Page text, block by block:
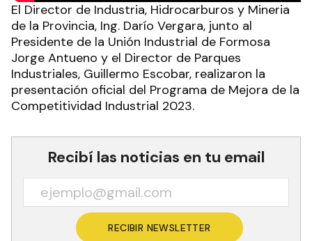
El Director de Industria, Hidrocarburos y Mineria
de la Provincia, Ing. Darío Vergara, junto al
Presidente de la Unión Industrial de Formosa
Jorge Antueno y el Director de Parques
Industriales, Guillermo Escobar, realizaron la
presentación oficial del Programa de Mejora de la
Competitividad Industrial 2023.
Recibí las noticias en tu email
RECIBIR NEWSLETTER